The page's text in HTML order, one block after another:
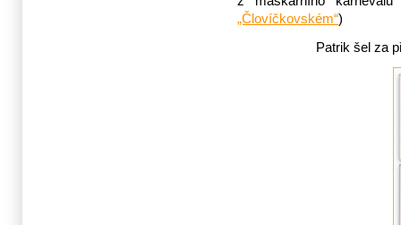
„Človíčkovském“)
Patrik šel za